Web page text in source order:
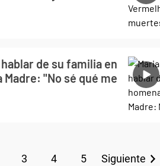
de su familia en
Madre: "No sé qué me
3 4 5 Siguiente